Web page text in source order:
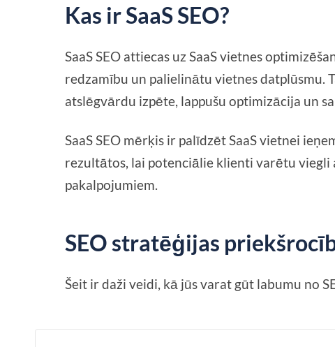
Kas ir SaaS SEO?
SaaS SEO attiecas uz SaaS vietnes
redzamību un palielinātu vietnes datplūsmu.
atslēgvārdu izpēte, lappušu optimizācija un
SaaS SEO mērķis ir palīdzēt SaaS vietnei
rezultātos, lai potenciālie klienti varētu
pakalpojumiem.
SEO stratēģijas
Šeit ir daži veidi, kā jūs varat gūt labumu no